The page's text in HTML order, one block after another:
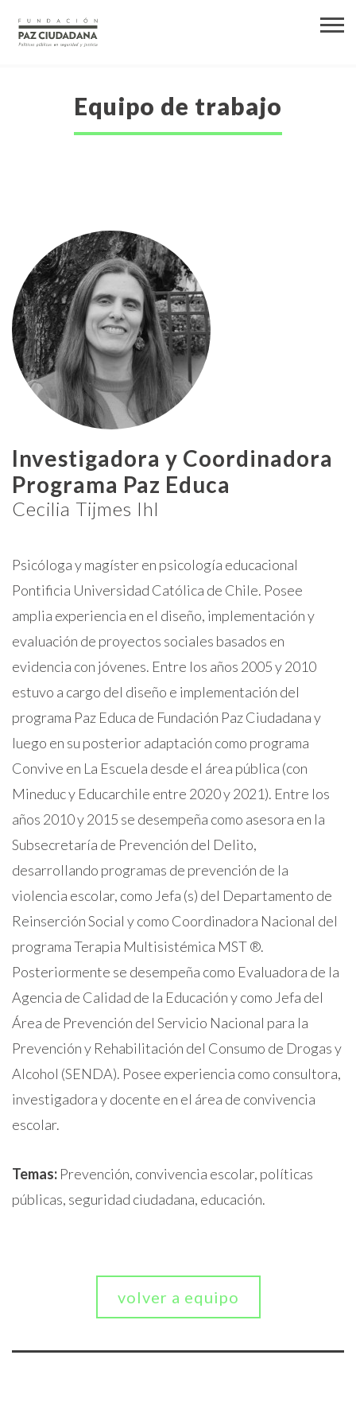
Equipo de trabajo
Investigadora y Coordinadora
Programa Paz Educa
Cecilia Tijmes Ihl
Psicóloga y magíster en psicología educacional
Pontificia Universidad Católica de Chile. Posee
amplia experiencia en el diseño, implementación y
evaluación de proyectos sociales basados en
evidencia con jóvenes. Entre los años 2005 y 2010
estuvo a cargo del diseño e implementación del
programa Paz Educa de Fundación Paz Ciudadana y
luego en su posterior adaptación como programa
Convive en La Escuela desde el área pública (con
Mineduc y Educarchile entre 2020 y 2021). Entre los
años 2010 y 2015 se desempeña como asesora en la
Subsecretaría de Prevención del Delito,
desarrollando programas de prevención de la
violencia escolar, como Jefa (s) del Departamento de
Reinserción Social y como Coordinadora Nacional del
programa Terapia Multisistémica MST ®.
Posteriormente se desempeña como Evaluadora de la
Agencia de Calidad de la Educación y como Jefa del
Área de Prevención del Servicio Nacional para la
Prevención y Rehabilitación del Consumo de Drogas y
Alcohol (SENDA). Posee experiencia como consultora,
investigadora y docente en el área de convivencia
escolar.
Temas: Prevención, convivencia escolar, políticas
públicas, seguridad ciudadana, educación.
volver a equipo